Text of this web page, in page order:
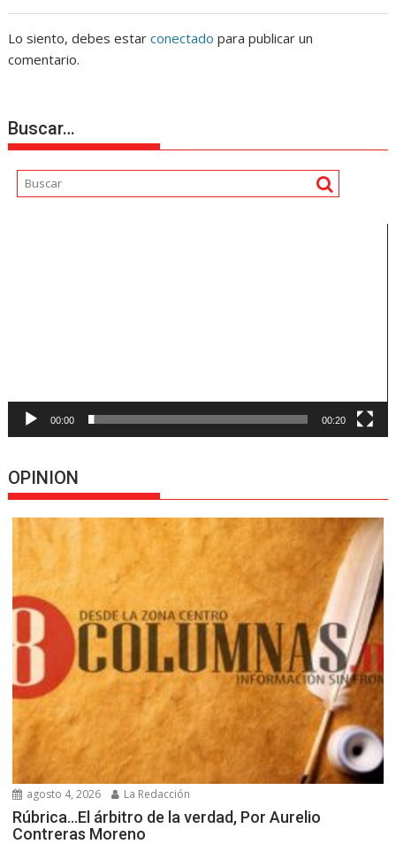
Lo siento, debes estarconectado para publicar un
comentario.
Buscar…
00:00 00:20
OPINION
agosto 4, 2026 La Redacción
Rúbrica…El árbitro de la verdad, Por Aurelio
Contreras Moreno